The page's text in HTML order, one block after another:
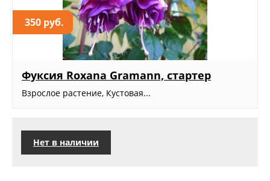
350 руб.
Фуксия Roxana Gramann, стартер
Взрослое растение, Кустовая...
Нет в наличии